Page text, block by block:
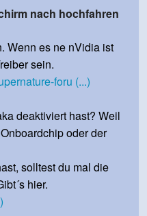
nach hochfahren
Wenn es ne nVidia ist
sein.
foru (...)
deaktiviert hast? Weil
oder der
solltest du mal die
hier.